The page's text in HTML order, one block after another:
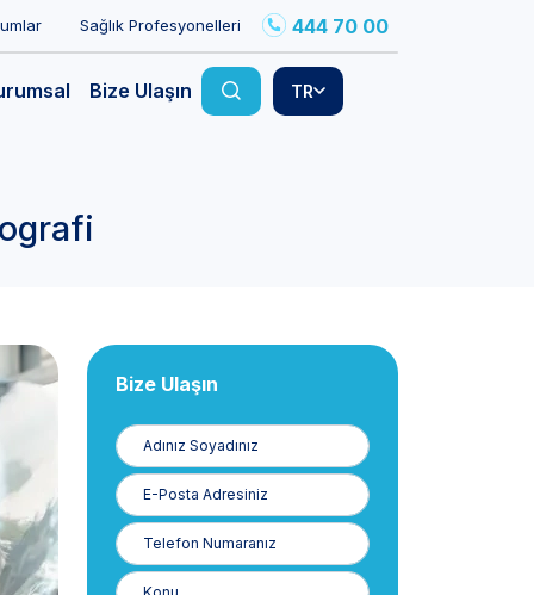
Sağlık Profesyonelleri 444 70 00
Bize Ulaşın TR
Bize Ulaşın
Adınız
Soyadınız
E-
Posta
Telefon
Numaranız